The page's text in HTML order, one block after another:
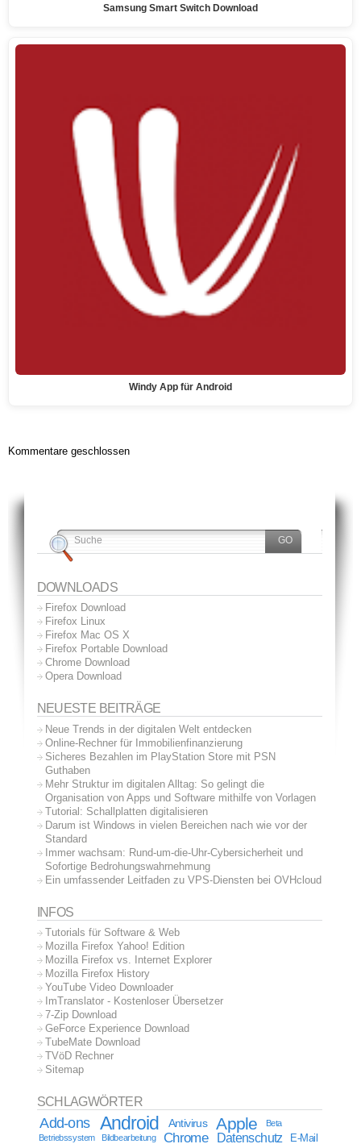
Samsung Smart Switch Download
Windy App für Android
Kommentare geschlossen
DOWNLOADS
Firefox Download
Firefox Linux
Firefox Mac OS X
Firefox Portable Download
Chrome Download
Opera Download
NEUESTE BEITRÄGE
Neue Trends in der digitalen Welt entdecken
Online-Rechner für Immobilienfinanzierung
Sicheres Bezahlen im PlayStation Store mit PSN
Guthaben
Mehr Struktur im digitalen Alltag: So gelingt die
Organisation von Apps und Software mithilfe von Vorlagen
Tutorial: Schallplatten digitalisieren
Darum ist Windows in vielen Bereichen nach wie vor der
Standard
Immer wachsam: Rund-um-die-Uhr-Cybersicherheit und
Sofortige Bedrohungswahrnehmung
Ein umfassender Leitfaden zu VPS-Diensten bei OVHcloud
INFOS
Tutorials für Software & Web
Mozilla Firefox Yahoo! Edition
Mozilla Firefox vs. Internet Explorer
Mozilla Firefox History
YouTube Video Downloader
ImTranslator - Kostenloser Übersetzer
7-Zip Download
GeForce Experience Download
TubeMate Download
TVöD Rechner
Sitemap
SCHLAGWÖRTER
Add-ons Android Antivirus Apple
Beta
Betriebssystem
Bildbearbeitung Chrome Datenschutz E-Mail